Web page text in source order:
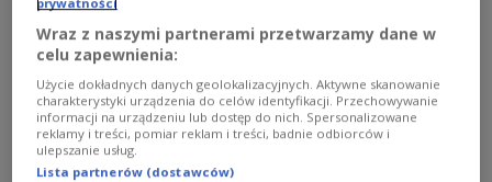
Teraz jazz 12 kwietnia godz. 18:00
Najlepsze wykonania utrwalone na płytach z kultowej serii
"Polish Jazz", amerykański swing i szalone rytmy rodem z
Południa. Kanon gatunku, ale także nagrania zapomniane,
choć ważne. A wreszcie mini-monografie pianistów i
Wraz z naszymi partnerami przetwarzamy dane w
celu zapewnienia:
Użycie dokładnych danych geolokalizacyjnych. Aktywne skanowanie
charakterystyki urządzenia do celów identyfikacji. Przechowywanie
informacji na urządzeniu lub dostęp do nich. Spersonalizowane
reklamy i treści, pomiar reklam i treści, badnie odbiorców i
ulepszanie usług.
Lista partnerów (dostawców)